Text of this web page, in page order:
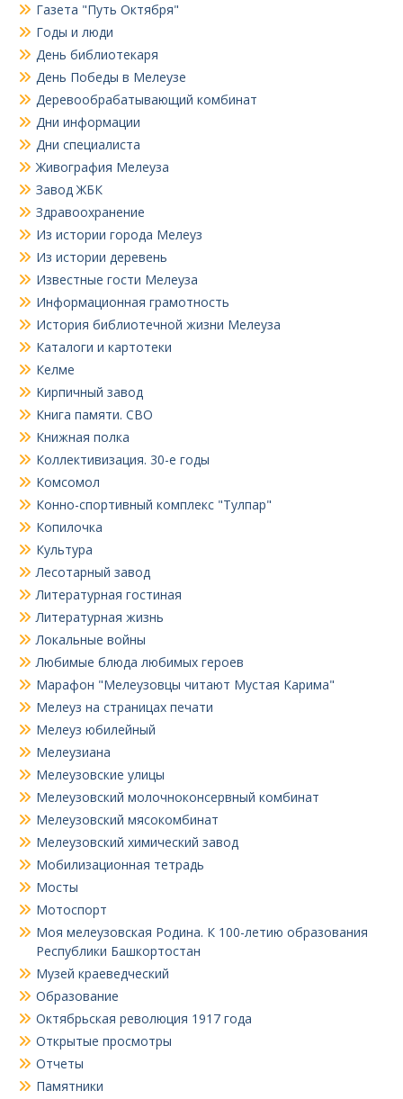
Газета "Путь Октября"
Годы и люди
День библиотекаря
День Победы в Мелеузе
Деревообрабатывающий комбинат
Дни информации
Дни специалиста
Живография Мелеуза
Завод ЖБК
Здравоохранение
Из истории города Мелеуз
Из истории деревень
Известные гости Мелеуза
Информационная грамотность
История библиотечной жизни Мелеуза
Каталоги и картотеки
Келме
Кирпичный завод
Книга памяти. СВО
Книжная полка
Коллективизация. 30-е годы
Комсомол
Конно-спортивный комплекс "Тулпар"
Копилочка
Культура
Лесотарный завод
Литературная гостиная
Литературная жизнь
Локальные войны
Любимые блюда любимых героев
Марафон "Мелеузовцы читают Мустая Карима"
Мелеуз на страницах печати
Мелеуз юбилейный
Мелеузиана
Мелеузовские улицы
Мелеузовский молочноконсервный комбинат
Мелеузовский мясокомбинат
Мелеузовский химический завод
Мобилизационная тетрадь
Мосты
Мотоспорт
Моя мелеузовская Родина. К 100-летию образования
Республики Башкортостан
Музей краеведческий
Образование
Октябрьская революция 1917 года
Открытые просмотры
Отчеты
Памятники